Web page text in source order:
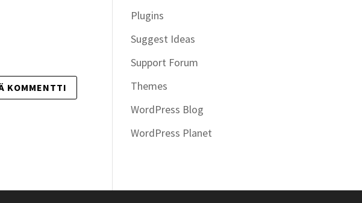
Plugins
Suggest Ideas
Support Forum
Themes
WordPress Blog
WordPress Planet